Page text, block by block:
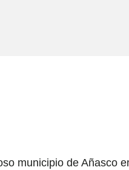
municipio de Añasco